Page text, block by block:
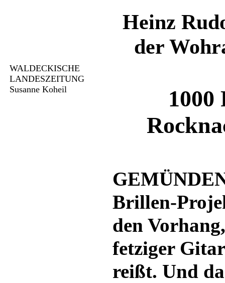
WALDECKISCHE
LANDESZEITUNG
Susanne Koheil
Heinz
der
1000
Brillen-
den
fetziger
reißt. Und